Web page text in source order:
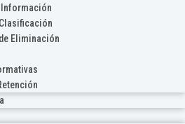
Eliminación